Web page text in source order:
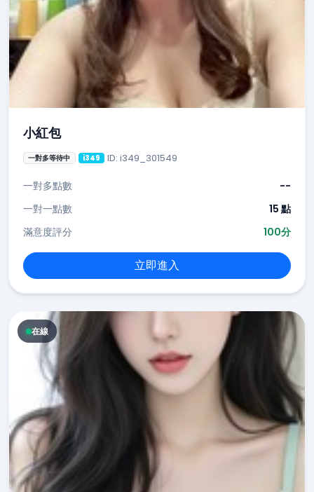
小紅包
一對多等待中 i349 ID: i349_301549
一對多點數
--
一對一點數
15 點
滿意度評分
100分
立即進入
在線